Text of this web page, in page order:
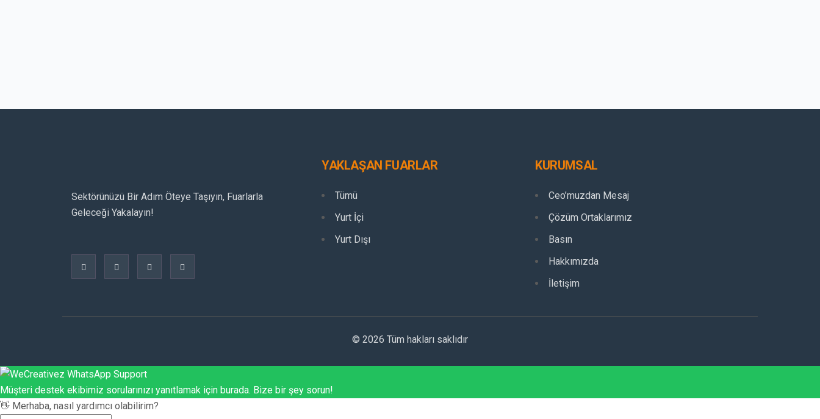
Sektörünüzü Bir Adım Öteye Taşıyın, Fuarlarla
Geleceği Yakalayın!
YAKLAŞAN FUARLAR
Tümü
Yurt İçi
Yurt Dışı
KURUMSAL
Ceo’muzdan Mesaj
Çözüm Ortaklarımız
Basın
Hakkımızda
İletişim
© 2026 Tüm hakları saklıdır
Müşteri destek ekibimiz sorularınızı yanıtlamak için burada. Bize bir şey sorun!
👋 Merhaba, nasıl yardımcı olabilirim?